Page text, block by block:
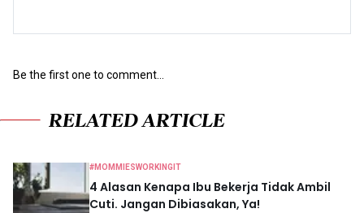
Be the first one to comment...
RELATED ARTICLE
#MOMMIESWORKINGIT
4 Alasan Kenapa Ibu Bekerja Tidak Ambil
Cuti. Jangan Dibiasakan, Ya!